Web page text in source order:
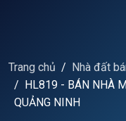
Trang chủ Nhà đất
HL819 - BÁN NHÀ
QUẢNG NINH